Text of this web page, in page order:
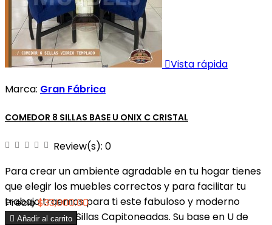
Vista rápida
Marca: Gran Fábrica
COMEDOR 8 SILLAS BASE U ONIX C CRISTAL
Review(s): 0
Para crear un ambiente agradable en tu hogar tienes
que elegir los muebles correctos y para facilitar tu
trabajo traemos para ti este fabuloso y moderno
Comedor de 8 Sillas Capitoneadas. Su base en U de
Precio$33,000.00
 Añadir al carrito